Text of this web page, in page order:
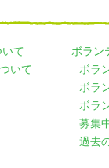
て
いて
ボラン
ボラ
ボラ
ボラ
募集
過去